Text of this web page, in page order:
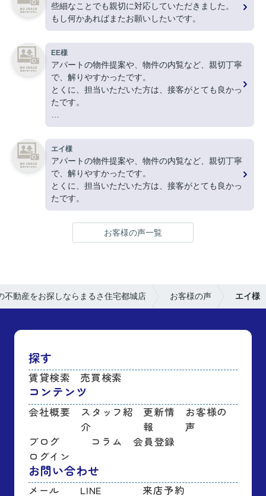
些細なことでも親切に対応していただきました。
もし何かあればまたお願いしたいです。
EE様
アパートの物件提案や、物件の内覧など、親切丁寧
で、解りやすかったです。
とくに、担当いただいた方は、接客がとても良かっ
たです。
ありがとうございました。
エイ様
アパートの物件提案や、物件の内覧など、親切丁寧
で、解りやすかったです。
とくに、担当いただいた方は、接客がとても良かっ
たです。
お客様の声一覧
不動産をお探しならまるさ住宅都城店 お客様の声 エイ様
探す
賃貸検索 売買検索
コンテンツ
会社概要
スタッフ紹
介
更新情
報
お客様の
声
ブログ
コラム
会員登録
ログイン
お問い合わせ
メール LINE 来店予約